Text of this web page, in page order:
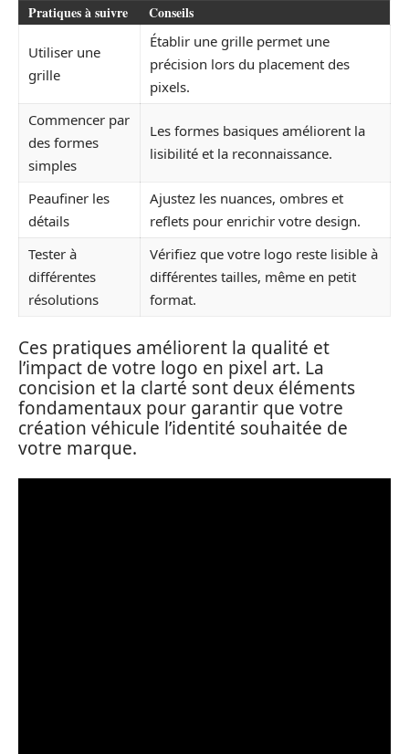
Pratiques à suivre Conseils
Utiliser une
grille
Établir une grille permet une
précision lors du placement des
pixels.
Commencer par
des formes
simples
Les formes basiques améliorent la
lisibilité et la reconnaissance.
Peaufiner les
détails
Ajustez les nuances, ombres et
reflets pour enrichir votre design.
Tester à
différentes
résolutions
Vérifiez que votre logo reste lisible à
différentes tailles, même en petit
format.
Ces pratiques améliorent la qualité et
l’impact de votre logo en pixel art. La
concision et la clarté sont deux éléments
fondamentaux pour garantir que votre
création véhicule l’identité souhaitée de
votre marque.